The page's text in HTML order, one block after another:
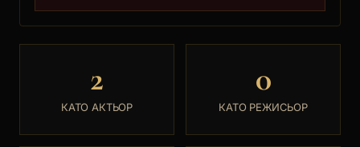
"Два диоптъра далекогледство" (1976), "13-
тата годеница на принца"(1987). Голямата му
образа на Дон Кихот, така и не се сбъдва.
2
КАТО АКТЬОР
0
КАТО РЕЖИСЬОР